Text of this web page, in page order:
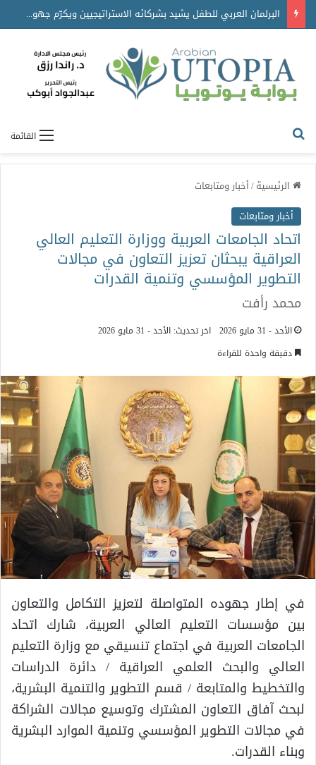
البرلمان العربي للطفل يشيد بشركائه الاستراتيجيين ويكرّم جهودهم في دعم برامجه ومبادراته
القائمة
الرئيسية/أخبار ومتابعات
أخبار ومتابعات
اتحاد الجامعات العربية ووزارة التعليم العالي
العراقية يبحثان تعزيز التعاون في مجالات
التطوير المؤسسي وتنمية القدرات
محمد رأفت
الأحد - 31 مايو 2026
اخر تحديث: الأحد - 31 مايو 2026
دقيقة واحدة للقراءة
في إطار جهوده المتواصلة لتعزيز التكامل والتعاون
بين مؤسسات التعليم العالي العربية، شارك اتحاد
الجامعات العربية في اجتماع تنسيقي مع وزارة التعليم
العالي والبحث العلمي العراقية / دائرة الدراسات
والتخطيط والمتابعة / قسم التطوير والتنمية البشرية،
لبحث آفاق التعاون المشترك وتوسيع مجالات الشراكة
في مجالات التطوير المؤسسي وتنمية الموارد البشرية
وبناء القدرات.